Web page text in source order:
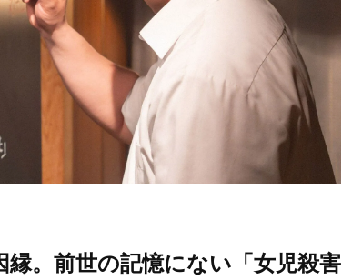
。前世の記憶にない「女児殺害